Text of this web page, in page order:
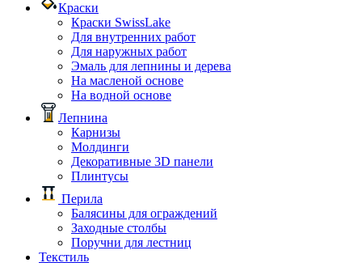
Краски
Краски SwissLake
Для внутренних работ
Для наружных работ
Эмаль для лепнины и дерева
На масленой основе
На водной основе
Лепнина
Карнизы
Молдинги
Декоративные 3D панели
Плинтусы
Перила
Балясины для ограждений
Заходные столбы
Поручни для лестниц
Текстиль